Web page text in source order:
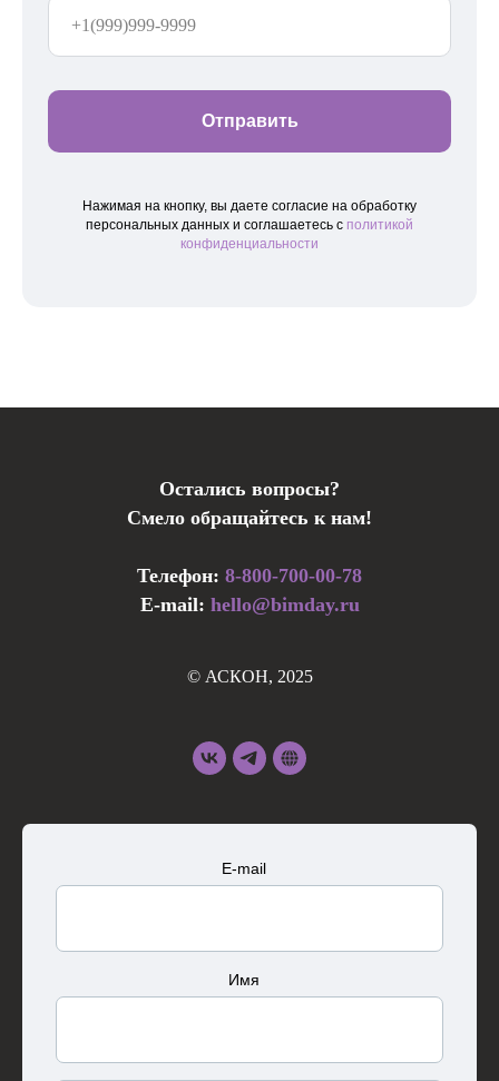
Отправить
Нажимая на кнопку, вы даете согласие на обработку
персональных данных и соглашаетесь c политикой
конфиденциальности
Остались вопросы?
Смело обращайтесь к нам!
Телефон: 8-800-700-00-78
E-mail: hello@bimday.ru
© АСКОН, 2025
E-mail
Имя